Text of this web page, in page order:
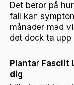
Det beror på
fall kan
månader med
det dock ta
Plantar Fasciit
dig